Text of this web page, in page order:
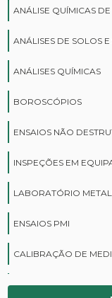
ANÁLISE QUÍMICAS
ANÁLISES DE SOLOS
ANÁLISES QUÍMICAS
BOROSCÓPIOS
ENSAIOS NÃO
INSPEÇÕES EM
LABORATÓRIO
ENSAIOS PMI
CALIBRAÇÃO DE
CURSOS DE